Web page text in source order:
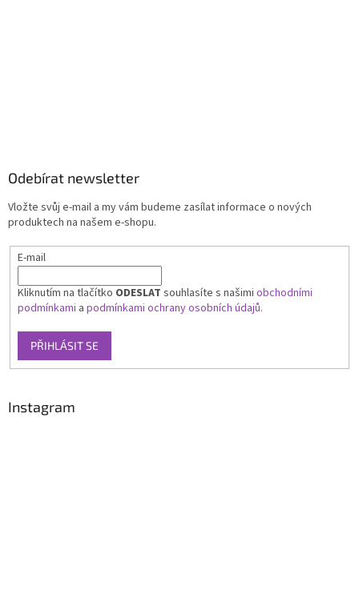
Odebírat newsletter
Vložte svůj e-mail a my vám budeme zasílat informace o nových
produktech na našem e-shopu.
E-mail
Kliknutím na tlačítko ODESLAT souhlasíte s našimi obchodními
podmínkami a podmínkami ochrany osobních údajů.
PŘIHLÁSIT SE
Instagram